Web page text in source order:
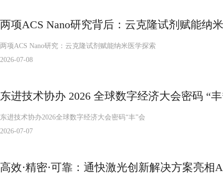
两项ACS Nano研究背后：云克隆试剂赋能纳
两项ACS Nano研究：云克隆试剂赋能纳米医学探索
2026-07-08
东进技术协办 2026 全球数字经济大会密码 “
东进技术协办2026全球数字经济大会密码“丰”会
2026-07-07
高效·精密·可靠：通快激光创新解决方案亮相